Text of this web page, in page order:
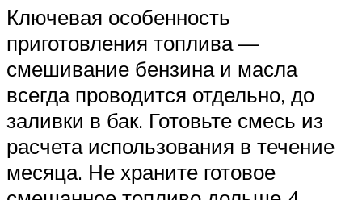
Ключевая особенность
приготовления топлива —
смешивание бензина и масла
всегда проводится отдельно, до
заливки в бак. Готовьте смесь из
расчета использования в течение
месяца. Не храните готовое